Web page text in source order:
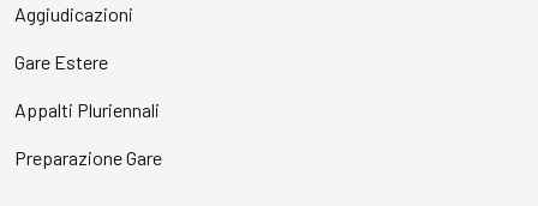
Aggiudicazioni
Gare Estere
Appalti Pluriennali
Preparazione Gare